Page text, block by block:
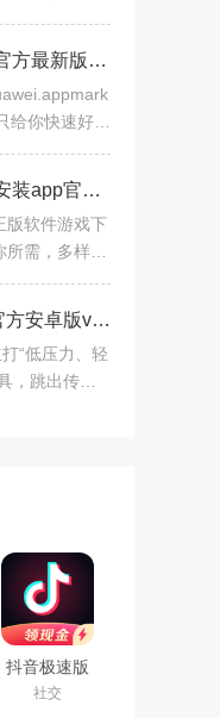
支持省流量
。智
华为应用商店下载官方最新版本2026v16.6.1.300安卓版
你快速好的
经过人工测
户
华为应用商店下载安装app官方正版v16.6.1.300最新版
版软件游戏下
需，多样排
下载，福利
，
初梦交友app下载官方安卓版v1.0.0最新免费版
“低压力、轻
，跳出传统
抖音极速版
免费下载
2026最新版
社交